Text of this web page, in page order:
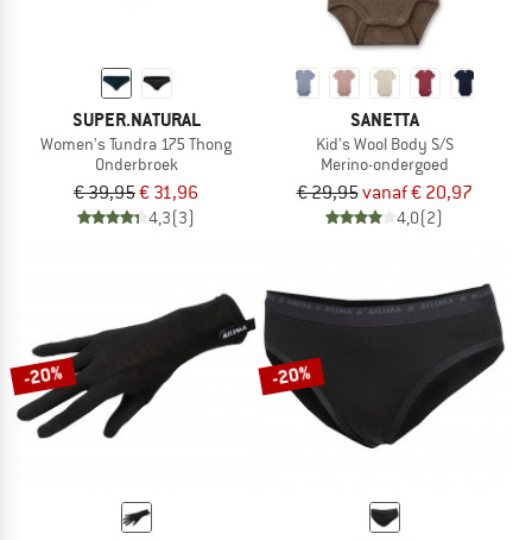
SUPER.NATURAL
Women's Tundra 175 Thong
Onderbroek
€ 39,95€ 31,96
4,3(3)
SANETTA
Kid's Wool Body S/S
Merino-ondergoed
€ 29,95vanaf € 20,97
4,0(2)
-20% -20%